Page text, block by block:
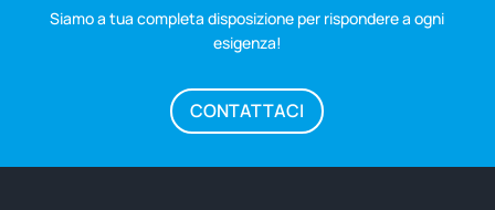
Siamo a tua completa disposizione per rispondere a ogni
esigenza!
CONTATTACI